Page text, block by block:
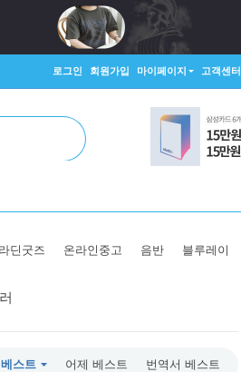
로그인 회원가입 마이페이지 고객센터
딘굿즈 온라인중고 음반 블루레이
스트 어제 베스트 번역서 베스트